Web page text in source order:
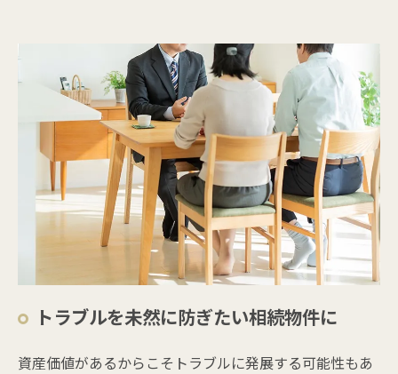
トラブルを未然に防ぎたい相続物件に
資産価値があるからこそトラブルに発展する可能性もあ